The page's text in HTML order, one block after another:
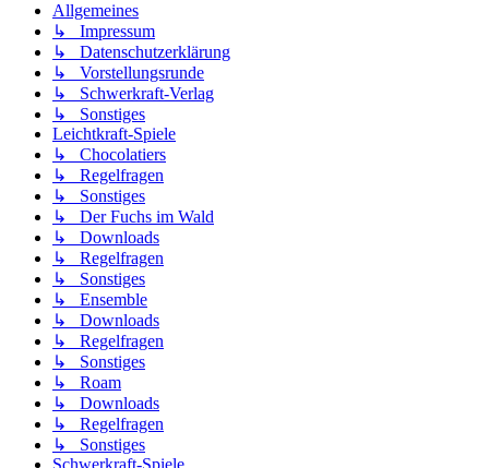
Allgemeines
↳ Impressum
↳ Datenschutzerklärung
↳ Vorstellungsrunde
↳ Schwerkraft-Verlag
↳ Sonstiges
Leichtkraft-Spiele
↳ Chocolatiers
↳ Regelfragen
↳ Sonstiges
↳ Der Fuchs im Wald
↳ Downloads
↳ Regelfragen
↳ Sonstiges
↳ Ensemble
↳ Downloads
↳ Regelfragen
↳ Sonstiges
↳ Roam
↳ Downloads
↳ Regelfragen
↳ Sonstiges